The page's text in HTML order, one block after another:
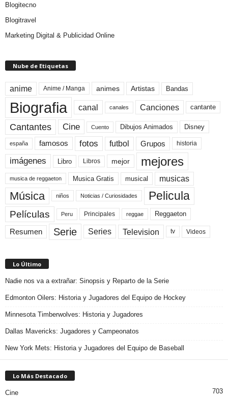
Blogitecno
Blogitravel
Marketing Digital & Publicidad Online
Nube de Etiquetas
anime Anime / Manga animes Artistas Bandas
Biografia canal canales Canciones cantante
Cantantes Cine Cuento Dibujos Animados Disney
españa famosos fotos futbol Grupos historia
imágenes Libro Libros mejor mejores
musica de reggaeton Musica Gratis musical musicas
Música niños Noticias / Curiosidades Pelicula
Películas Peru Principales reggae Reggaeton
Resumen Serie Series Television tv Videos
Lo Último
Nadie nos va a extrañar: Sinopsis y Reparto de la Serie
Edmonton Oilers: Historia y Jugadores del Equipo de Hockey
Minnesota Timberwolves: Historia y Jugadores
Dallas Mavericks: Jugadores y Campeonatos
New York Mets: Historia y Jugadores del Equipo de Baseball
Lo Más Destacado
Cine 703